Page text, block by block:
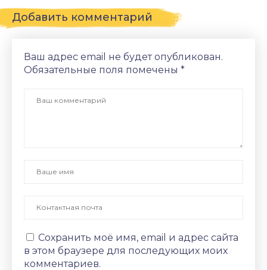
Добавить комментарий
Ваш адрес email не будет опубликован.
Обязательные поля помечены *
Сохранить моё имя, email и адрес сайта
в этом браузере для последующих моих
комментариев.